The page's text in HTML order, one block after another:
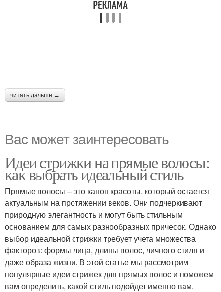
читать дальше →
Вас может заинтересовать
Идеи стрижки на прямые волосы:
как выбрать идеальный стиль
Прямые волосы – это канон красоты, который остается
актуальным на протяжении веков. Они подчеркивают
природную элегантность и могут быть стильным
основанием для самых разнообразных причесок. Однако
выбор идеальной стрижки требует учета множества
факторов: формы лица, длины волос, личного стиля и
даже образа жизни. В этой статье мы рассмотрим
популярные идеи стрижек для прямых волос и поможем
вам определить, какой стиль подойдет именно вам.